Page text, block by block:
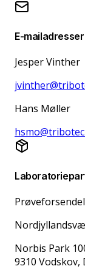
E-mailadresser
Jesper Vinther
Hans Møller
Norbis Park
9310 Vodskov,